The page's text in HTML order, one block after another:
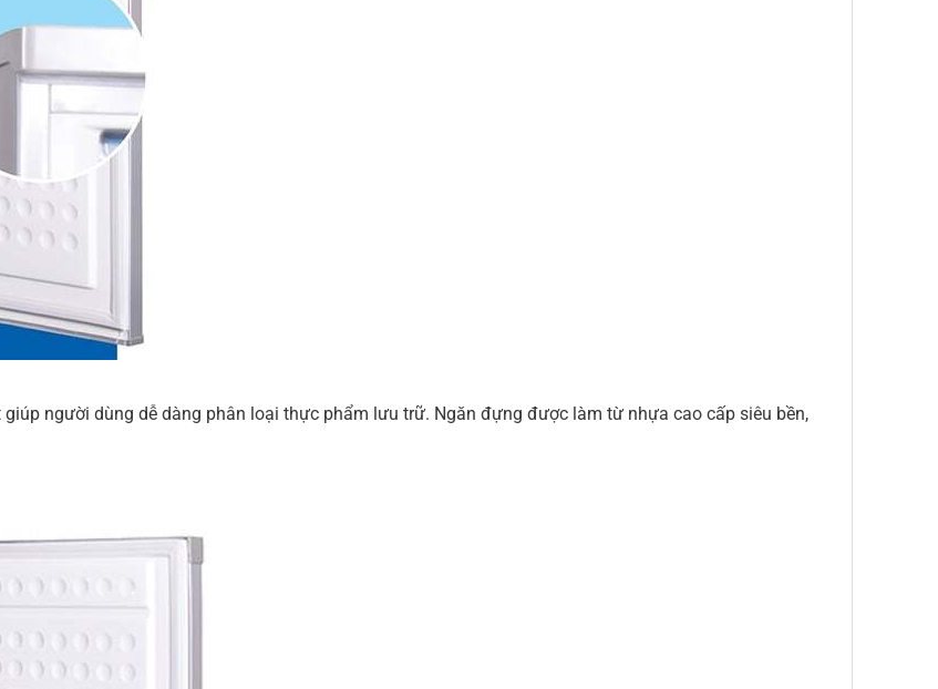
giúp người dùng dễ dàng phân loại thực phẩm lưu trữ. Ngăn đựng được làm từ nhựa cao cấp siêu bền,